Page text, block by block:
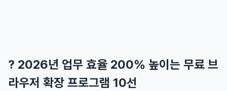
? 2026년 업무 효율 200% 높이는 무료 브
라우저 확장 프로그램 10선